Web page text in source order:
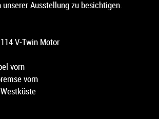
unserer Ausstellung zu besichtigen.
V-Twin Motor
vorn
vorn